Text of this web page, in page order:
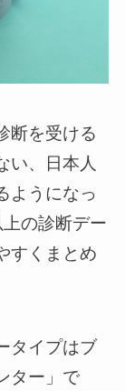
断を受ける
い、日本人
ようになっ
の診断デー
すくまとめ
タイプはブ
ター」で